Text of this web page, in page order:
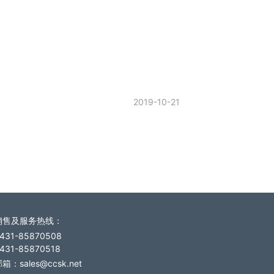
2019-10-21
售及服务热线 ：
85870508
85870518
箱：sales@ccsk.net